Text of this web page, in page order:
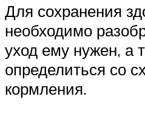
Для сохранения
необходимо
уход ему нужен, а
определиться со
кормления.